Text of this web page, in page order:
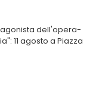
dell'opera-
11 agosto a Piazza